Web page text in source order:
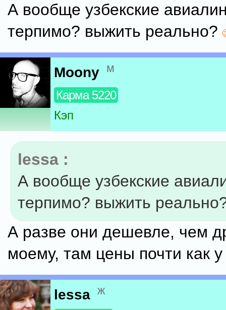
А вообще узбекские
терпимо? выжить реально?
Moony м
Карма 5220
Кэп
lessa :
А вообще узбекские
терпимо? выжить
А разве они дешевле, чем
моему, там цены почти как
lessa ж